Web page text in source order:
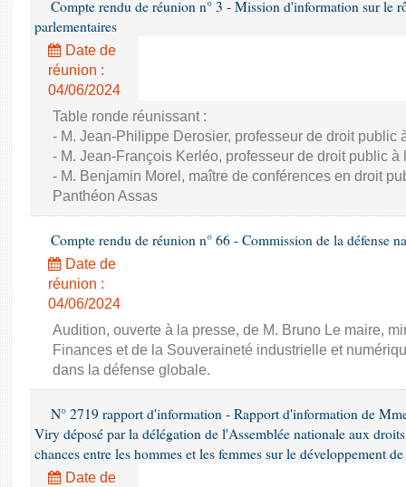
Compte rendu de réunion n° 3 - Mission d'information sur le
parlementaires
Date de
réunion :
04/06/2024
Table ronde réunissant :
- M. Jean-Philippe Derosier, professeur de droit public
- M. Jean-François Kerléo, professeur de droit public
- M. Benjamin Morel, maître de conférences en droit
Panthéon Assas
Compte rendu de réunion n° 66 - Commission de la défense
Date de
réunion :
04/06/2024
Audition, ouverte à la presse, de M. Bruno Le maire,
Finances et de la Souveraineté industrielle et
dans la défense globale.
N° 2719 rapport d'information - Rapport d'information de
Viry déposé par la délégation de l'Assemblée nationale aux
chances entre les hommes et les femmes sur le développement
Date de